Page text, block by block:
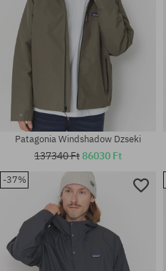
Elérhető méretek:
Patagonia Windshadow Dzseki
137340 Ft86030 Ft
-37%